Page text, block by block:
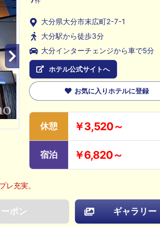
大分県大分市末広町2-7-1
大分駅から徒歩3分
大分インターチェンジから車で5分
ホテル公式サイトへ
お気に入りホテルに登録
休憩 ￥3,520～
宿泊 ￥6,820～
レ充実。
ポン ギャラリー